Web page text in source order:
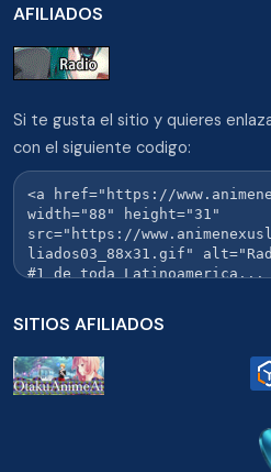
AFILIADOS
Si te gusta el sitio y quieres
con el siguiente codigo:
SITIOS AFILIADOS